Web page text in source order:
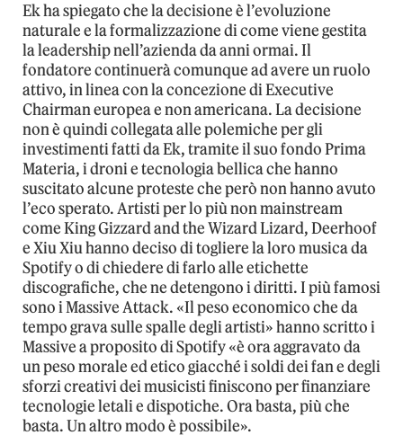
Ek ha spiegato che la decisione è l’evoluzione
naturale e la formalizzazione di come viene gestita
la leadership nell’azienda da anni ormai. Il
fondatore continuerà comunque ad avere un ruolo
attivo, in linea con la concezione di Executive
Chairman europea e non americana. La decisione
non è quindi collegata alle polemiche per gli
investimenti fatti da Ek, tramite il suo fondo Prima
Materia, i droni e tecnologia bellica che hanno
suscitato alcune proteste che però non hanno avuto
l’eco sperato. Artisti per lo più non mainstream
come King Gizzard and the Wizard Lizard, Deerhoof
e Xiu Xiu hanno deciso di togliere la loro musica da
Spotify o di chiedere di farlo alle etichette
discografiche, che ne detengono i diritti. I più famosi
sono i Massive Attack. «Il peso economico che da
tempo grava sulle spalle degli artisti» hanno scritto i
Massive a proposito di Spotify «è ora aggravato da
un peso morale ed etico giacché i soldi dei fan e degli
sforzi creativi dei musicisti finiscono per finanziare
tecnologie letali e dispotiche. Ora basta, più che
basta. Un altro modo è possibile».